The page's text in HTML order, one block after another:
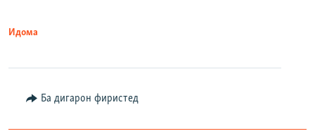
Идома
Ба дигарон фиристед